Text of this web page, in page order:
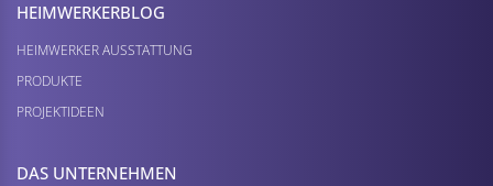
HEIMWERKER­BLOG
HEIMWERKER AUSSTATTUNG
PRODUKTE
PROJEKTIDEEN
DAS UNTERNEHMEN